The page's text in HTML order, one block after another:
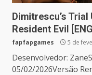
Dimitrescu’s Trial
Resident Evil
fapfapgames 5 de
Desenvolvedor:
05/02/2026Versão